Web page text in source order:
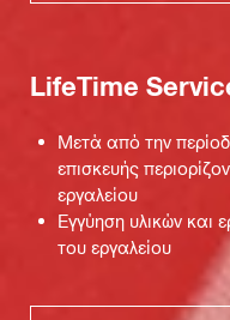
LifeTime
Μετά από την
επισκευής
εργαλείου
Εγγύηση υλικών και
του εργαλείου